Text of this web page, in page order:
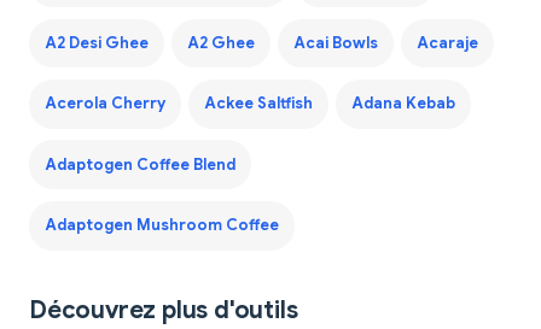
A2 Desi Ghee A2 Ghee Acai Bowls Acaraje
Acerola Cherry Ackee Saltfish Adana Kebab
Adaptogen Coffee Blend
Adaptogen Mushroom Coffee
Découvrez plus d'outils